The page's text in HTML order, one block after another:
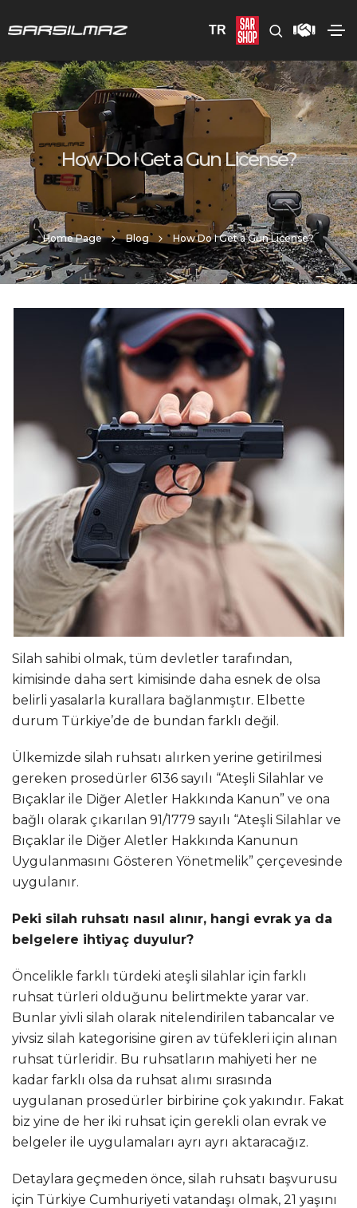
TR
How Do I Get a Gun License?
Home Page Blog How Do I Get a Gun License?
Silah sahibi olmak, tüm devletler tarafından,
kimisinde daha sert kimisinde daha esnek de olsa
belirli yasalarla kurallara bağlanmıştır. Elbette
durum Türkiye’de de bundan farklı değil.
Ülkemizde silah ruhsatı alırken yerine getirilmesi
gereken prosedürler 6136 sayılı “Ateşli Silahlar ve
Bıçaklar ile Diğer Aletler Hakkında Kanun” ve ona
bağlı olarak çıkarılan 91/1779 sayılı “Ateşli Silahlar ve
Bıçaklar ile Diğer Aletler Hakkında Kanunun
Uygulanmasını Gösteren Yönetmelik” çerçevesinde
uygulanır.
Peki silah ruhsatı nasıl alınır, hangi evrak ya da
belgelere ihtiyaç duyulur?
Öncelikle farklı türdeki ateşli silahlar için farklı
ruhsat türleri olduğunu belirtmekte yarar var.
Bunlar yivli silah olarak nitelendirilen tabancalar ve
yivsiz silah kategorisine giren av tüfekleri için alınan
ruhsat türleridir. Bu ruhsatların mahiyeti her ne
kadar farklı olsa da ruhsat alımı sırasında
uygulanan prosedürler birbirine çok yakındır. Fakat
biz yine de her iki ruhsat için gerekli olan evrak ve
belgeler ile uygulamaları ayrı ayrı aktaracağız.
Detaylara geçmeden önce, silah ruhsatı başvurusu
için Türkiye Cumhuriyeti vatandaşı olmak, 21 yaşını